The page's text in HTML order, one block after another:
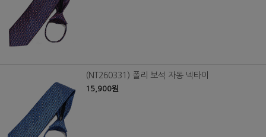
(NT260331) 폴리 보석 자동 넥타이
15,900원